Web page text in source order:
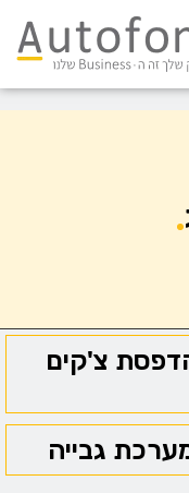
צ'קים
גבייה